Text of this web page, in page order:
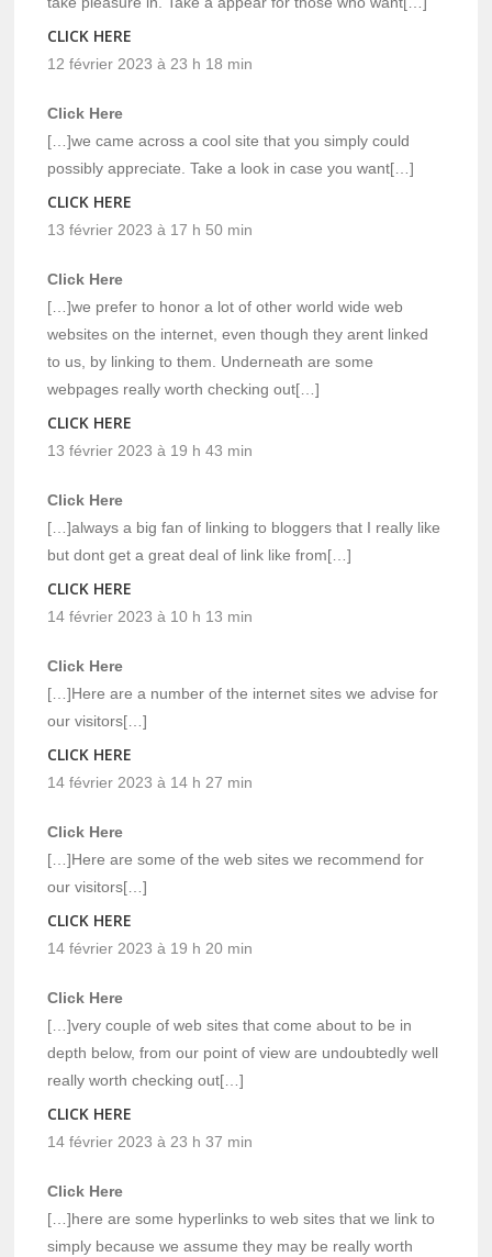
CLICK HERE
12 février 2023 à 23 h 18 min
Click Here
[…]we came across a cool site that you simply could
possibly appreciate. Take a look in case you want[…]
CLICK HERE
13 février 2023 à 17 h 50 min
Click Here
[…]we prefer to honor a lot of other world wide web
websites on the internet, even though they arent linked
to us, by linking to them. Underneath are some
webpages really worth checking out[…]
CLICK HERE
13 février 2023 à 19 h 43 min
Click Here
[…]always a big fan of linking to bloggers that I really like
but dont get a great deal of link like from[…]
CLICK HERE
14 février 2023 à 10 h 13 min
Click Here
[…]Here are a number of the internet sites we advise for
our visitors[…]
CLICK HERE
14 février 2023 à 14 h 27 min
Click Here
[…]Here are some of the web sites we recommend for
our visitors[…]
CLICK HERE
14 février 2023 à 19 h 20 min
Click Here
[…]very couple of web sites that come about to be in
depth below, from our point of view are undoubtedly well
really worth checking out[…]
CLICK HERE
14 février 2023 à 23 h 37 min
Click Here
[…]here are some hyperlinks to web sites that we link to
simply because we assume they may be really worth